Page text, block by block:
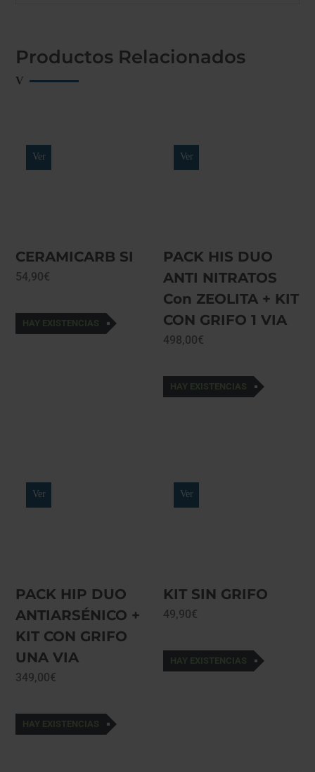
Productos Relacionados
CERAMICARB SI
54,90€
HAY EXISTENCIAS
Ver
PACK HIS DUO
ANTI NITRATOS
Con ZEOLITA + KIT
CON GRIFO 1 VIA
498,00€
HAY EXISTENCIAS
Ver
PACK HIP DUO
ANTIARSÉNICO +
KIT CON GRIFO
UNA VIA
349,00€
HAY EXISTENCIAS
Ver
KIT SIN GRIFO
49,90€
HAY EXISTENCIAS
Ver